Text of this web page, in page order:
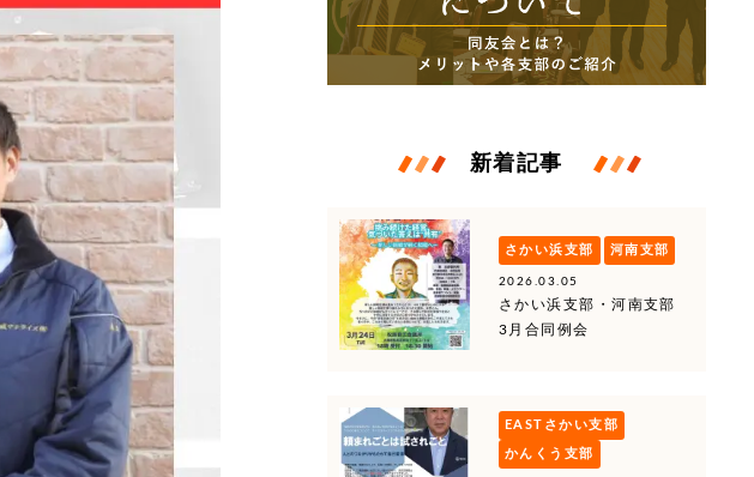
新着記事
さかい浜支部 河南支部
2026.03.05
さかい浜支部・河南支部
3月合同例会
EASTさかい支部
かんくう支部